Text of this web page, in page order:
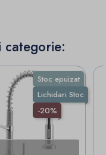
categorie:
Stoc epuizat
Lichidari Stoc
-20%